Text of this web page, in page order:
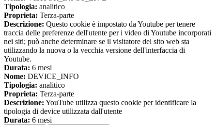
Tipologia: analitico
Proprieta: Terza-parte
Descrizione: Questo cookie è impostato da Youtube per tenere
traccia delle preferenze dell'utente per i video di Youtube incorporati
nei siti; può anche determinare se il visitatore del sito web sta
utilizzando la nuova o la vecchia versione dell'interfaccia di
Youtube.
Durata: 6 mesi
Nome: DEVICE_INFO
Tipologia: analitico
Proprieta: Terza-parte
Descrizione: YouTube utilizza questo cookie per identificare la
tipologia di device utilizzata dall'utente
Durata: 6 mesi